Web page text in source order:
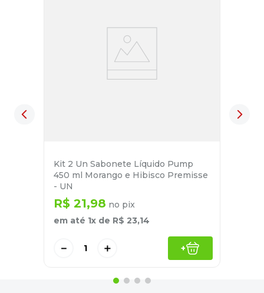
Kit 2 Un Sabonete Líquido Pump
450 ml Morango e Hibisco Premisse
- UN
R$ 21,98 no pix
em até 1x de R$ 23,14
＋
－ +